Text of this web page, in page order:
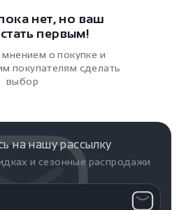
нет, но ваш
первым!
о покупке и
покупателям сделать
выбор
на нашу рассылку
и сезонные распродажи